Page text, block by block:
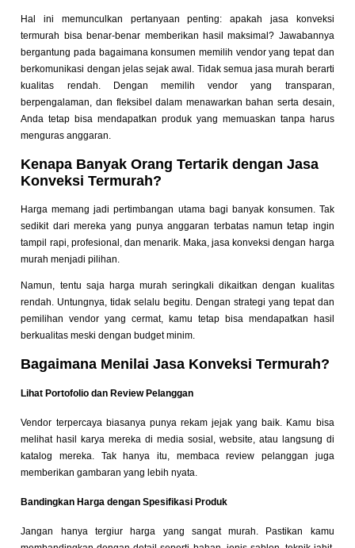
Hal ini memunculkan pertanyaan penting: apakah jasa konveksi
termurah bisa benar-benar memberikan hasil maksimal? Jawabannya
bergantung pada bagaimana konsumen memilih vendor yang tepat dan
berkomunikasi dengan jelas sejak awal. Tidak semua jasa murah berarti
kualitas rendah. Dengan memilih vendor yang transparan,
berpengalaman, dan fleksibel dalam menawarkan bahan serta desain,
Anda tetap bisa mendapatkan produk yang memuaskan tanpa harus
menguras anggaran.
Kenapa Banyak Orang Tertarik dengan Jasa
Konveksi Termurah?
Harga memang jadi pertimbangan utama bagi banyak konsumen. Tak
sedikit dari mereka yang punya anggaran terbatas namun tetap ingin
tampil rapi, profesional, dan menarik. Maka, jasa konveksi dengan harga
murah menjadi pilihan.
Namun, tentu saja harga murah seringkali dikaitkan dengan kualitas
rendah. Untungnya, tidak selalu begitu. Dengan strategi yang tepat dan
pemilihan vendor yang cermat, kamu tetap bisa mendapatkan hasil
berkualitas meski dengan budget minim.
Bagaimana Menilai Jasa Konveksi Termurah?
Lihat Portofolio dan Review Pelanggan
Vendor terpercaya biasanya punya rekam jejak yang baik. Kamu bisa
melihat hasil karya mereka di media sosial, website, atau langsung di
katalog mereka. Tak hanya itu, membaca review pelanggan juga
memberikan gambaran yang lebih nyata.
Bandingkan Harga dengan Spesifikasi Produk
Jangan hanya tergiur harga yang sangat murah. Pastikan kamu